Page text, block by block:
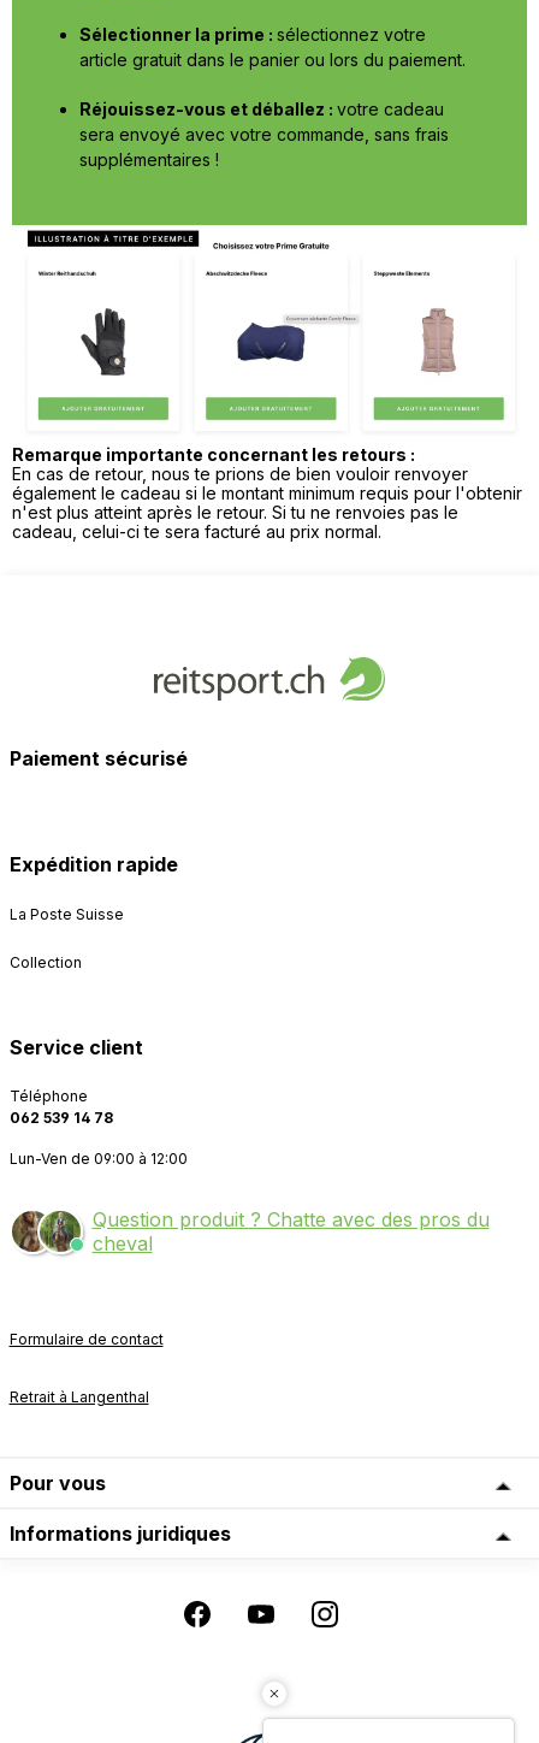
Sélectionner la prime : sélectionnez votre
article gratuit dans le panier ou lors du paiement.
Réjouissez-vous et déballez : votre cadeau
sera envoyé avec votre commande, sans frais
supplémentaires !
Remarque importante concernant les retours :
En cas de retour, nous te prions de bien vouloir renvoyer
également le cadeau si le montant minimum requis pour l'obtenir
n'est plus atteint après le retour. Si tu ne renvoies pas le
cadeau, celui-ci te sera facturé au prix normal.
Paiement sécurisé
Expédition rapide
La Poste Suisse
Collection
Service client
Téléphone
062 539 14 78
Lun-Ven de 09:00 à 12:00
Question produit ? Chatte avec des pros du
cheval
Formulaire de contact
Retrait à Langenthal
Pour vous
Informations juridiques